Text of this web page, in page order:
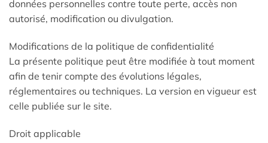
données personnelles contre toute perte, accès non
autorisé, modification ou divulgation.
Modifications de la politique de confidentialité
La présente politique peut être modifiée à tout moment
afin de tenir compte des évolutions légales,
réglementaires ou techniques. La version en vigueur est
celle publiée sur le site.
Droit applicable